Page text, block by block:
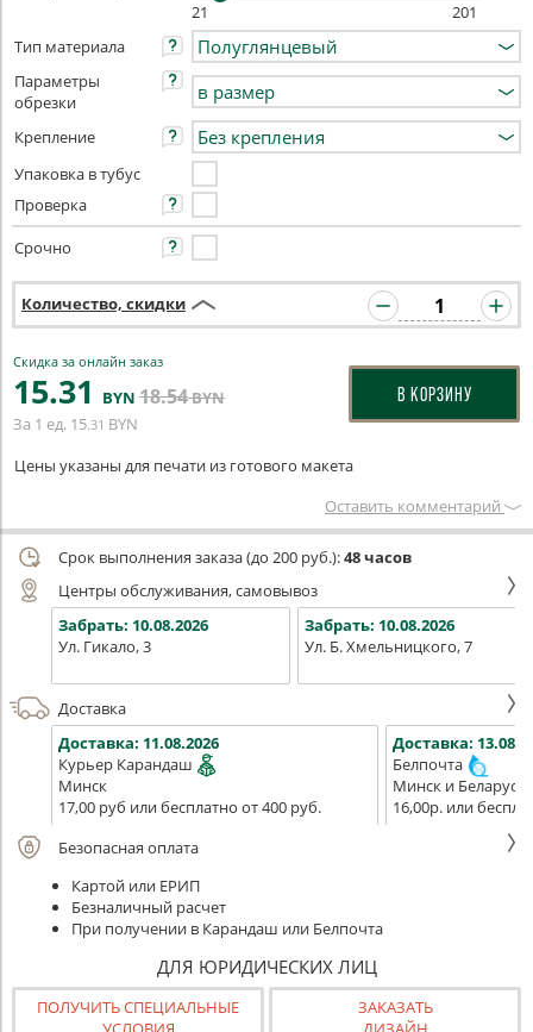
21
201
Тип материала
Параметры
обрезки
Крепление
Упаковка в тубус
Проверка
Срочно
Количество, скидки
Скидка за онлайн заказ
15.31 BYN 18.54BYN
За 1 ед. 15.31 BYN
В КОРЗИНУ
Цены указаны для печати из готового макета
Оставить комментарий
Срок выполнения заказа (до 200 руб.):48 часов
Центры обслуживания, самовывоз
Забрать: 10.08.2026
Ул. Гикало, 3
Забрать: 10.08.2026
Ул. Б. Хмельницкого, 7
Доставка
Доставка: 11.08.2026
Курьер Карандаш
Минск
17,00 руб или бесплатно от 400 руб.
Доставка:
Белпочта
Минск и Беларусь
16,00р. или
Безопасная оплата
Картой или ЕРИП
Безналичный расчет
При получении в Карандаш или Белпочта
ДЛЯ ЮРИДИЧЕСКИХ ЛИЦ
ПОЛУЧИТЬ СПЕЦИАЛЬНЫЕ
ЗАКАЗАТЬ